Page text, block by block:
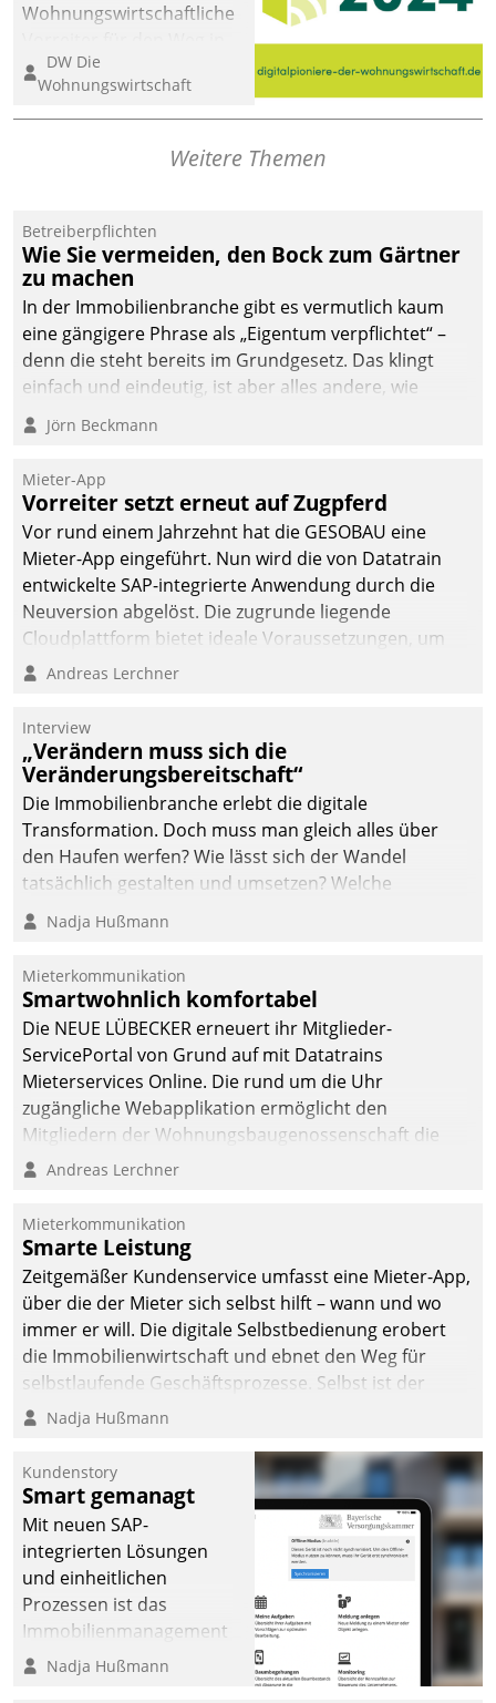
Wohnungswirtschaftliche
eine digitale Zukunft zu
finden, ist das Ziel des
Awards „Digitalpioniere
Wohnungswirtschaft“.
dafür ein Team
bestehend aus
Wohnungsunternehmen
und PropTech.
DW Die
Wohnungswirtschaft
Weitere Themen
Betreiberpflichten
Wie Sie vermeiden, den Bock zum Gärtner
zu machen
In der Immobilienbranche gibt es vermutlich kaum
eine gängigere Phrase als „Eigentum verpflichtet“ –
denn die steht bereits im Grundgesetz. Das klingt
einfach und eindeutig, ist aber alles andere, wie
Branchenbeschäftigte wissen. Denn mit der
Verantwortung folgen Verpflichtungen.
Jörn Beckmann
Mieter-App
Vorreiter setzt erneut auf Zugpferd
Vor rund einem Jahrzehnt hat die GESOBAU eine
Mieter-App eingeführt. Nun wird die von Datatrain
entwickelte SAP-integrierte Anwendung durch die
Neuversion abgelöst. Die zugrunde liegende
Cloudplattform bietet ideale Voraussetzungen, um
die Funktionalität der App zu erweitern und weitere
integrieren.
Andreas Lerchner
Interview
„Verändern muss sich die
Veränderungsbereitschaft“
Die Immobilienbranche erlebt die digitale
Transformation. Doch muss man gleich alles über
den Haufen werfen? Wie lässt sich der Wandel
tatsächlich gestalten und umsetzen? Welche
Argumente zählen wirklich?
Nadja Hußmann
Mieterkommunikation
Smartwohnlich komfortabel
Die NEUE LÜBECKER erneuert ihr Mitglieder-
ServicePortal von Grund auf mit Datatrains
Mieterservices Online. Die rund um die Uhr
zugängliche Webapplikation ermöglicht den
Mitgliedern der Wohnungs­bau­genossenschaft die
Kontaktaufnahme per Smartphone, Tablet oder PC.
Andreas Lerchner
Mieterkommunikation
Smarte Leistung
Zeitgemäßer Kundenservice umfasst eine Mieter-App,
über die der Mieter sich selbst hilft – wann und wo
immer er will. Die digitale Selbstbedienung erobert
die Immobilienwirtschaft und ebnet den Weg für
selbstlaufende Geschäftsprozesse. Selbst ist der
Kunde und smart der Serviceanbieter.
Nadja Hußmann
Kundenstory
Smart gemanagt
Mit neuen SAP-
integrierten Lösungen
und einheitlichen
Prozessen ist das
Immobilienmanagement
der Bayerischen
Nadja Hußmann